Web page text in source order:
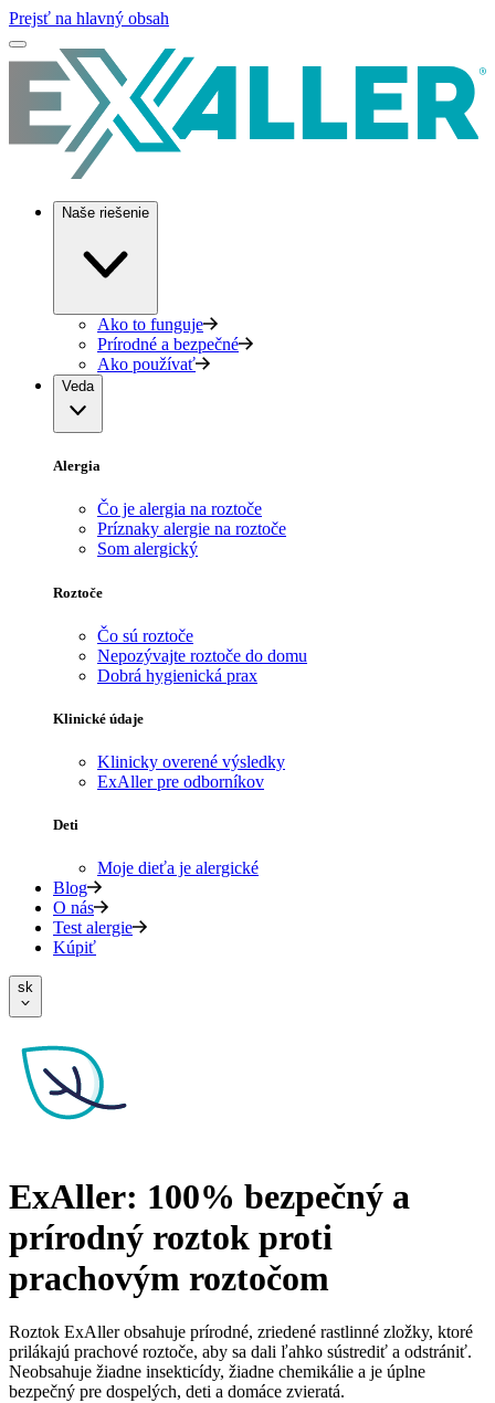
Prejsť na hlavný obsah
Naše riešenie
Ako to funguje
Prírodné a bezpečné
Ako používať
Veda
Alergia
Čo je alergia na roztoče
Príznaky alergie na roztoče
Som alergický
Roztoče
Čo sú roztoče
Nepozývajte roztoče do domu
Dobrá hygienická prax
Klinické údaje
Klinicky overené výsledky
ExAller pre odborníkov
Deti
Moje dieťa je alergické
Blog
O nás
Test alergie
Kúpiť
sk
ExAller: 100% bezpečný a
prírodný roztok proti
prachovým roztočom
Roztok ExAller obsahuje prírodné, zriedené rastlinné zložky, ktoré
prilákajú prachové roztoče, aby sa dali ľahko sústrediť a odstrániť.
Neobsahuje žiadne insekticídy, žiadne chemikálie a je úplne
bezpečný pre dospelých, deti a domáce zvieratá.